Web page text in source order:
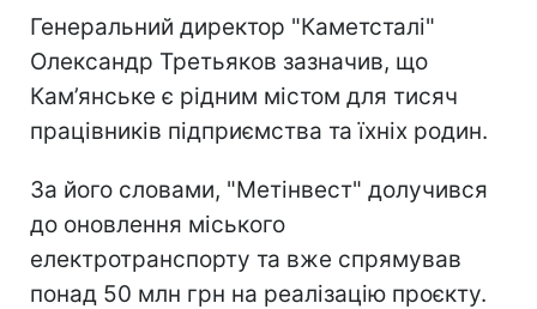
Генеральний директор "Каметсталі"
Олександр Третьяков зазначив, що
Кам’янське є рідним містом для тисяч
працівників підприємства та їхніх родин.
За його словами, "Метінвест" долучився
до оновлення міського
електротранспорту та вже спрямував
понад 50 млн грн на реалізацію проєкту.